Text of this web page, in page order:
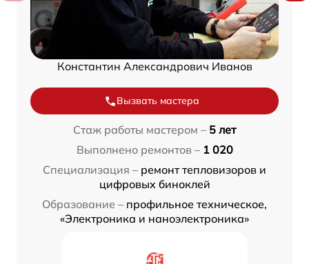
Константин Александрович Иванов
Вызвать мастера
Стаж работы мастером – 5 лет
Выполнено ремонтов – 1 020
Специализация – ремонт тепловизоров и
цифровых биноклей
Образование – профильное техническое,
«Электроника и наноэлектроника»